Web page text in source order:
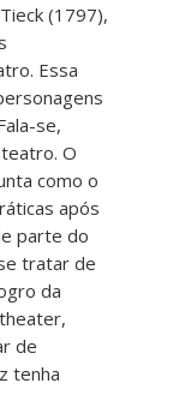
(1797),
Essa
se,
O
como o
após
parte do
tratar de
da
de
tenha